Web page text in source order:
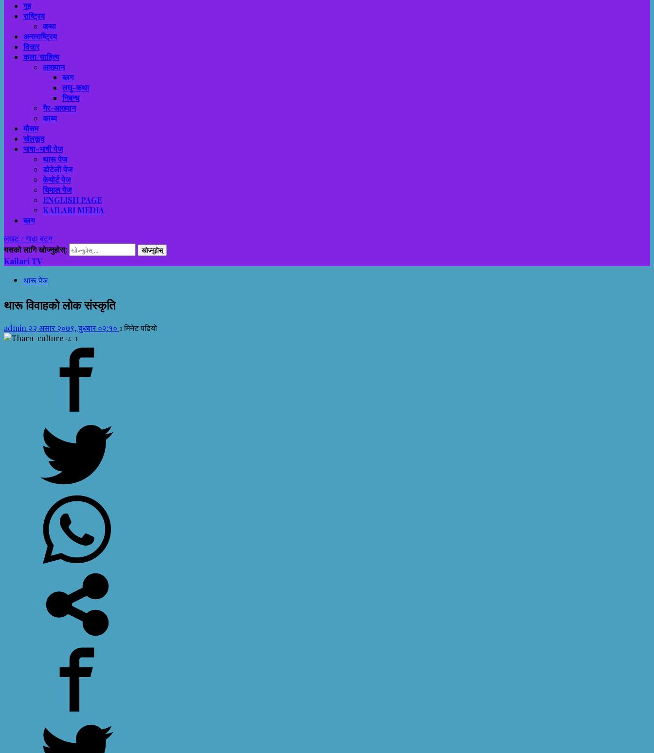
गृह
राष्ट्रिय
कथा
अन्तराष्ट्रिय
विचार
कला/साहित्य
आख्यान
ब्लग
लघु-कथा
निबन्ध
गैर-आख्यान
काब्य
मौसम
खेलकूद
भाषा-भाषी पेज
थारू पेज
डोटेली पेज
केयोर्ट पेज
धिमाल पेज
ENGLISH PAGE
KAILARI MEDIA
ब्लग
लाइट / गाढा बटन
यसको लागि खोज्नुहोस्:
Kailari TV
थारू पेज
थारू विवाहको लोक संस्कृति
admin २२ असार २०७९, बुधबार ०२:१० 1 मिनेट पढियो